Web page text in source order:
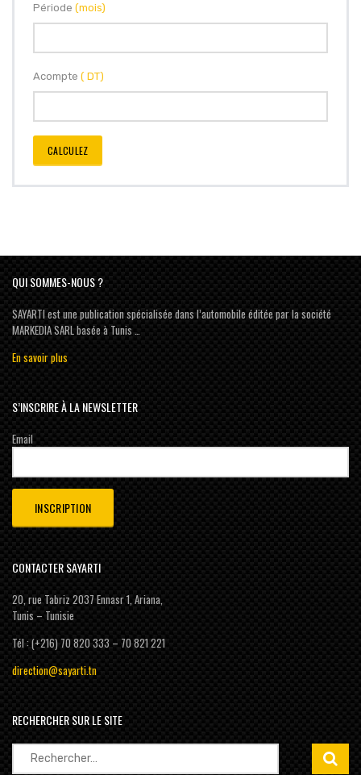
Période (mois)
Acompte ( DT)
CALCULEZ
QUI SOMMES-NOUS ?
SAYARTI est une publication spécialisée dans l’automobile éditée par la société
MARKEDIA SARL basée à Tunis …
En savoir plus
S’INSCRIRE À LA NEWSLETTER
Email
CONTACTER SAYARTI
20, rue Tabriz 2037 Ennasr 1, Ariana,
Tunis – Tunisie
Tél : (+216) 70 820 333 – 70 821 221
direction@sayarti.tn
RECHERCHER SUR LE SITE
Rechercher :